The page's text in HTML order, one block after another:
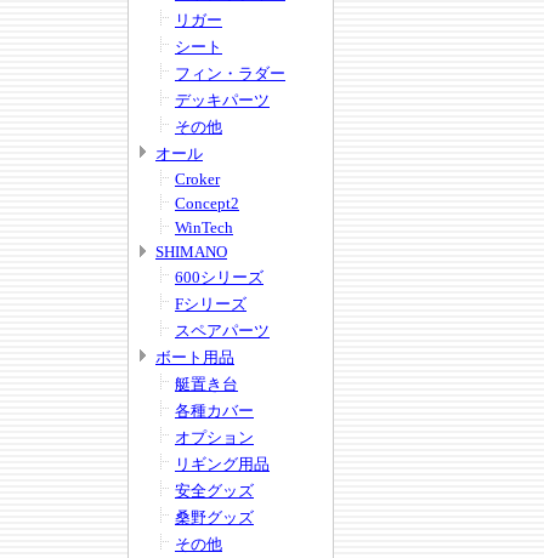
リガー
シート
フィン・ラダー
デッキパーツ
その他
オール
Croker
Concept2
WinTech
SHIMANO
600シリーズ
Fシリーズ
スペアパーツ
ボート用品
艇置き台
各種カバー
オプション
リギング用品
安全グッズ
桑野グッズ
その他